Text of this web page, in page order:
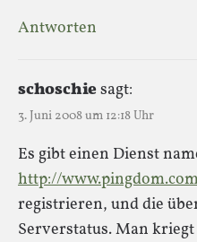
Antworten
schoschiesagt:
3. Juni 2008 um 12:18 Uhr
Es gibt einen Dienst
http://
registrieren, und die
Serverstatus. Man